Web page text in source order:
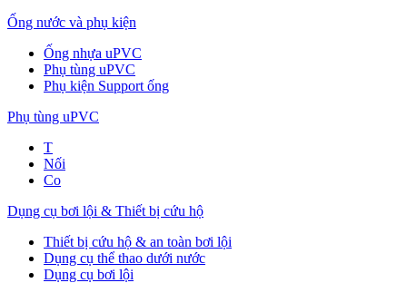
Ống nước và phụ kiện
Ống nhựa uPVC
Phụ tùng uPVC
Phụ kiện Support ống
Phụ tùng uPVC
T
Nối
Co
Dụng cụ bơi lội & Thiết bị cứu hộ
Thiết bị cứu hộ & an toàn bơi lội
Dụng cụ thể thao dưới nước
Dụng cụ bơi lội